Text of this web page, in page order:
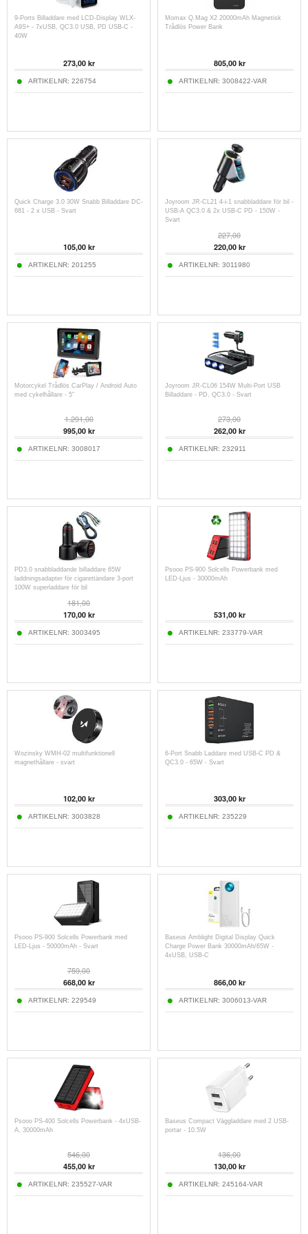
9-Ports Billaddare med LCD-Display WLX-
A9S+ - 7xUSB, QC3.0 USB, PD USB-C -
40W
273,00kr
ARTIKELNR: 226754
Momax Q.Mag X2 20000mAh Magnetisk
Trådlös Power Bank
805,00kr
ARTIKELNR: 3008422-VAR
Quick Charge 3.0 30W Snabb Billaddare DC-
681 - 2 x USB - Svart
105,00kr
ARTIKELNR: 201255
Joyroom JR-CL21 4-i-1 snabbladdare för bil -
USB-A QC3.0 & 2x USB-C PD - 150W -
Svart
227,00
220,00kr
ARTIKELNR: 3011980
Motorcykel Trådlös CarPlay / Android Auto
med cykelhållare - 5"
1.291,00
995,00kr
ARTIKELNR: 3008017
Joyroom JR-CL06 154W Multi-Port USB
Billaddare - PD, QC3.0 - Svart
273,00
262,00kr
ARTIKELNR: 232911
PD3.0 snabbladdande billaddare 65W
laddningsadapter för cigarettändare 3-port
100W superladdare för bil
181,00
170,00kr
ARTIKELNR: 3003495
Psooo PS-900 Solcells Powerbank med
LED-Ljus - 30000mAh
531,00kr
ARTIKELNR: 233779-VAR
Wozinsky WMH-02 multifunktionell
magnethållare - svart
102,00kr
ARTIKELNR: 3003828
6-Port Snabb Laddare med USB-C PD &
QC3.0 - 65W - Svart
303,00kr
ARTIKELNR: 235229
Psooo PS-900 Solcells Powerbank med
LED-Ljus - 50000mAh - Svart
759,00
668,00kr
ARTIKELNR: 229549
Baseus Amblight Digital Display Quick
Charge Power Bank 30000mAh/65W -
4xUSB, USB-C
866,00kr
ARTIKELNR: 3006013-VAR
Psooo PS-400 Solcells Powerbank - 4xUSB-
A, 30000mAh
546,00
455,00kr
ARTIKELNR: 235527-VAR
Baseus Compact Väggladdare med 2 USB-
portar - 10.5W
136,00
130,00kr
ARTIKELNR: 245164-VAR